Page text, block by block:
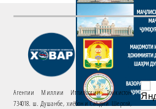
Агентии Миллии Иттилоотии Тоҷикистон
734018. ш. Душанбе, хиёбони Саъдии Шерозӣ,